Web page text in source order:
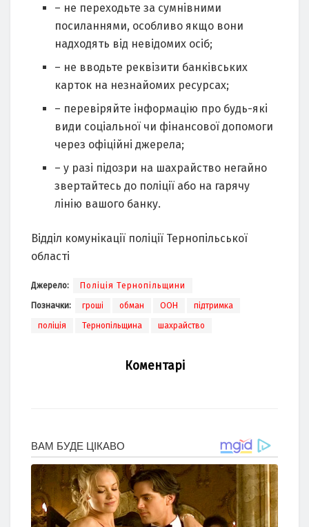
– не переходьте за сумнівними
посиланнями, особливо якщо вони
надходять від невідомих осіб;
– не вводьте реквізити банківських
карток на незнайомих ресурсах;
– перевіряйте інформацію про будь-які
види соціальної чи фінансової допомоги
через офіційні джерела;
– у разі підозри на шахрайство негайно
звертайтесь до поліції або на гарячу
лінію вашого банку.
Відділ комунікації поліції Тернопільської
області
Джерело: Поліція Тернопільщини
Позначки: гроші обман ООН підтримка
поліція Тернопільщина шахрайство
Коментарі